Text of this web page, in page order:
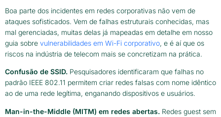
Boa parte dos incidentes em redes corporativas não vem de
ataques sofisticados. Vem de falhas estruturais conhecidas, mas
mal gerenciadas, muitas delas já mapeadas em detalhe em nosso
guia sobre vulnerabilidades em Wi-Fi corporativo, e é aí que os
riscos na indústria de telecom mais se concretizam na prática.
Confusão de SSID. Pesquisadores identificaram que falhas no
padrão IEEE 802.11 permitem criar redes falsas com nome idêntico
ao de uma rede legítima, enganando dispositivos e usuários.
Man-in-the-Middle (MITM) em redes abertas. Redes guest sem